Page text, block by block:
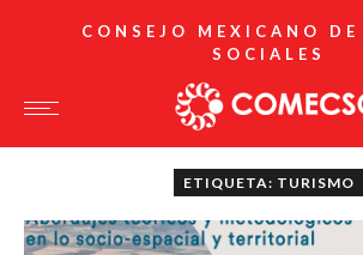
CONSEJO MEXICANO
SOCIALES
ETIQUETA: TURISMO